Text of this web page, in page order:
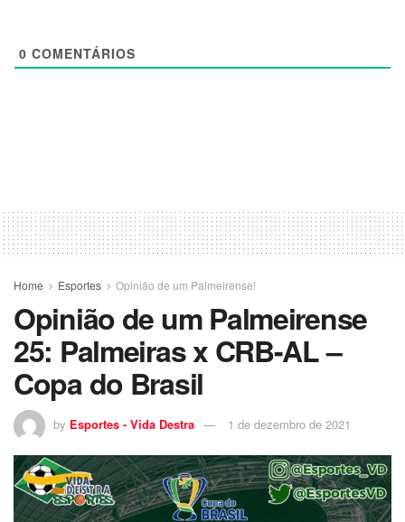
0 COMENTÁRIOS
Home Esportes Opinião de um Palmeirense!
Opinião de um Palmeirense
25: Palmeiras x CRB-AL –
Copa do Brasil
by Esportes - Vida Destra 1 de dezembro de 2021